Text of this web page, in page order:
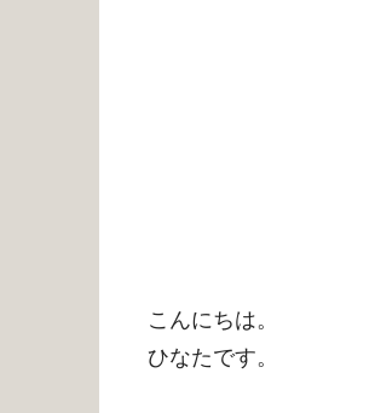
こんにちは。
ひなたです。